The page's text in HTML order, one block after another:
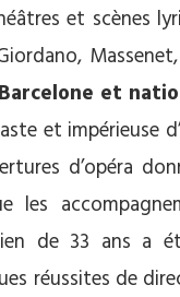
et scènes
et
et impérieuse
d’opéra
les
de 33 ans a
réussites de